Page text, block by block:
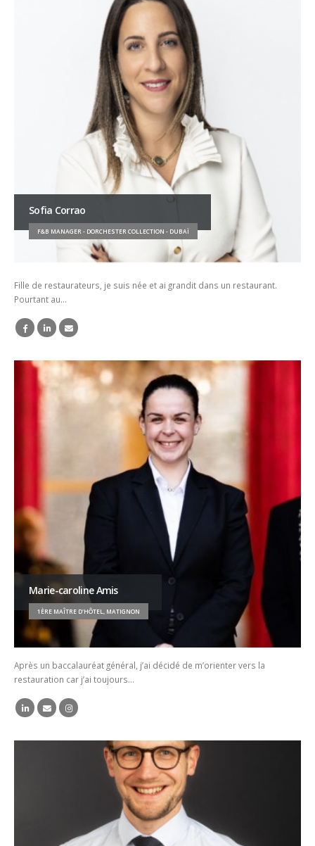
Sofia Corrao
F&B MANAGER - DORCHESTER COLLECTION - DUBAÏ
Fille de restaurateurs, je suis née et ai grandit dans un restaurant.
Pourtant au…
Marie-caroline Amis
1ÈRE MAÎTRE D'HÔTEL, MATIGNON
Après un baccalauréat général, j’ai décidé de m’orienter vers la
restauration car j’ai toujours…